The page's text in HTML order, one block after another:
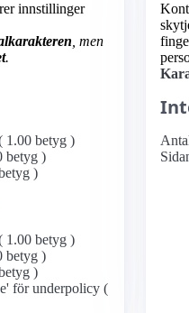
innstillinger
, men
.
1.00 betyg )
betyg )
)
1.00 betyg )
betyg )
)
för underpolicy (